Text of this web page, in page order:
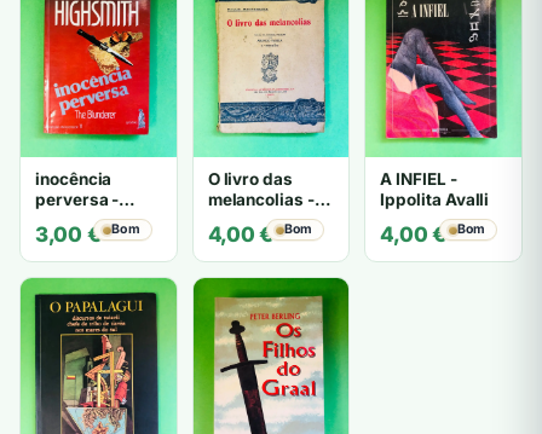
inocência
perversa -
PATRICIA
HIGHSMITH
3,00 € Bom
O livro das
melancolias -
Mantegazza
4,00€ Bom
A INFIEL -
Ippolita Avalli
4,00€ Bom